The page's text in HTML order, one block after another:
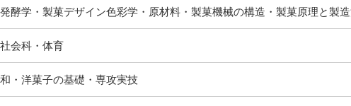
発酵学・製菓デザイン色彩学・原材料・製菓機械の構造・製菓原理と製
社会科・体育
和・洋菓子の基礎・専攻実技